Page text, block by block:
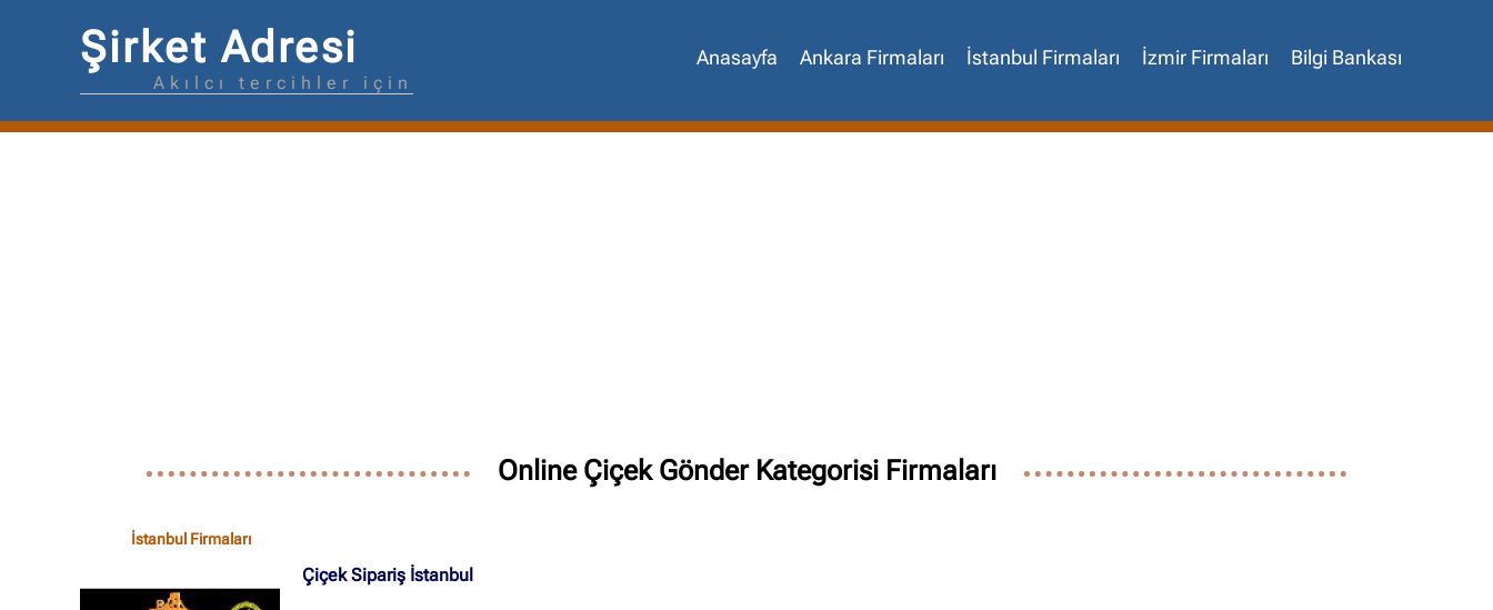
Şirket Adresi
Akılcı tercihler için
Anasayfa Ankara Firmaları İstanbul Firmaları İzmir Firmaları Bilgi Bankası
Online Çiçek Gönder Kategorisi Firmaları
İstanbul Firmaları
Çiçek Sipariş İstanbul
İçerik grupları